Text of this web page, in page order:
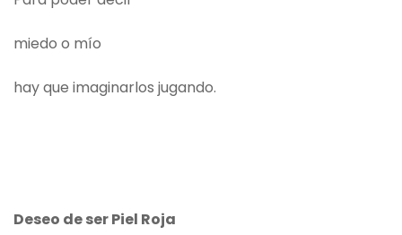
miedo o mío
hay que imaginarlos jugando.
Deseo de ser Piel Roja